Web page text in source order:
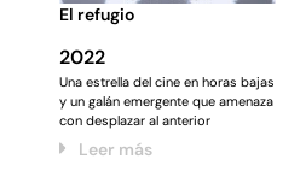
El refugio
2022
Una estrella del cine en horas bajas
y un galán emergente que amenaza
con desplazar al anterior
Leer más